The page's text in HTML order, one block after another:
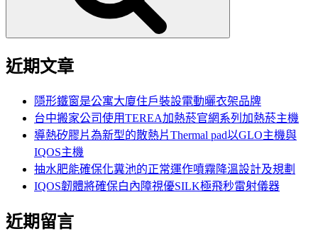
近期文章
隱形鐵窗是公寓大廈住戶裝設電動曬衣架品牌
台中搬家公司使用TEREA加熱菸官網系列加熱菸主機
導熱矽膠片為新型的散熱片Thermal pad以GLO主機與
IQOS主機
抽水肥能確保化糞池的正常運作噴霧降溫設計及規劃
IQOS韌體將確保白內障視優SILK極飛秒雷射儀器
近期留言